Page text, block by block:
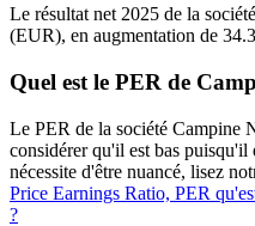
Le résultat net 2025 de la
(EUR), en augmentation de
Quel est le PER de
Le PER de la société Campine
considérer qu'il est bas
nécessite d'être nuancé, lisez
Price Earnings Ratio, PER
?